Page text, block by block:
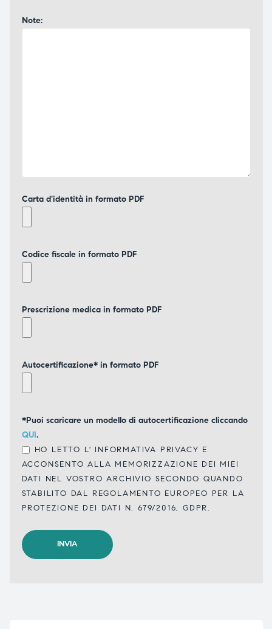
Note:
Carta d'identità in formato PDF
Codice fiscale in formato PDF
Prescrizione medica in formato PDF
Autocertificazione* in formato PDF
*Puoi scaricare un modello di autocertificazione cliccando
QUI.
HO LETTO L' INFORMATIVA PRIVACY E
ACCONSENTO ALLA MEMORIZZAZIONE DEI MIEI
DATI NEL VOSTRO ARCHIVIO SECONDO QUANDO
STABILITO DAL REGOLAMENTO EUROPEO PER LA
PROTEZIONE DEI DATI N. 679/2016, GDPR.